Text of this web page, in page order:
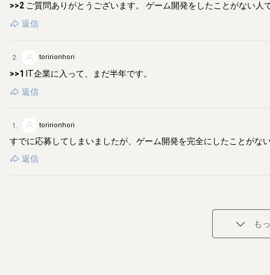
>>2 ご質問ありがとうございます。 ゲーム開発をしたことがない
返信
2 toririonhori
>>1 IT企業に入って、まだ半年です。
返信
1 toririonhori
すでに応募してしまいましたが、ゲーム開発を完全にしたことがな
返信
も